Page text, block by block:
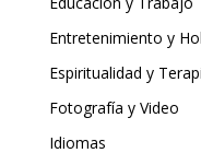
Entretenimiento y
Espiritualidad y
Fotografía y Video
Idiomas